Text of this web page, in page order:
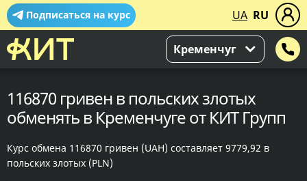
Подписаться на курс UA RU
Кременчуг
116870 гривен в польских злотых
обменять в Кременчуге от КИТ Групп
Курс обмена 116870 гривен (UAH) составляет 9779,92 в
польских злотых (PLN)